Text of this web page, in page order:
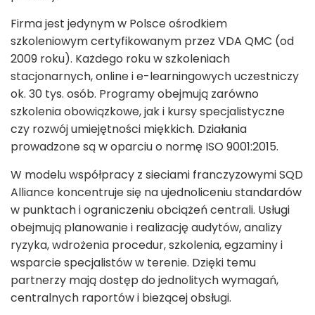
Firma jest jedynym w Polsce ośrodkiem
szkoleniowym certyfikowanym przez VDA QMC (od
2009 roku). Każdego roku w szkoleniach
stacjonarnych, online i e-learningowych uczestniczy
ok. 30 tys. osób. Programy obejmują zarówno
szkolenia obowiązkowe, jak i kursy specjalistyczne
czy rozwój umiejętności miękkich. Działania
prowadzone są w oparciu o normę ISO 9001:2015.
W modelu współpracy z sieciami franczyzowymi SQD
Alliance koncentruje się na ujednoliceniu standardów
w punktach i ograniczeniu obciążeń centrali. Usługi
obejmują planowanie i realizację audytów, analizy
ryzyka, wdrożenia procedur, szkolenia, egzaminy i
wsparcie specjalistów w terenie. Dzięki temu
partnerzy mają dostęp do jednolitych wymagań,
centralnych raportów i bieżącej obsługi.